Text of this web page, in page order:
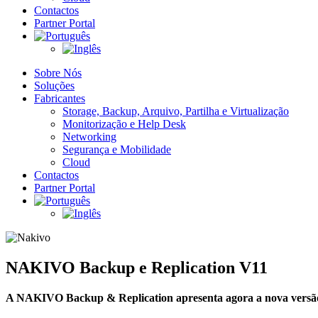
Contactos
Partner Portal
Sobre Nós
Soluções
Fabricantes
Storage, Backup, Arquivo, Partilha​ e Virtualização
Monitorização e Help Desk
Networking
Segurança e Mobilidade
Cloud
Contactos
Partner Portal
NAKIVO Backup e Replication V11
A NAKIVO Backup & Replication apresenta agora a nova